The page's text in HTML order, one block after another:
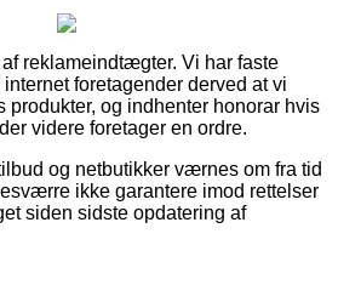
reklameindtægter. Vi har faste
foretagender derved at vi
produkter, og indhenter honorar hvis
videre foretager en ordre.
og netbutikker værnes om fra tid
ikke garantere imod rettelser
siden sidste opdatering af